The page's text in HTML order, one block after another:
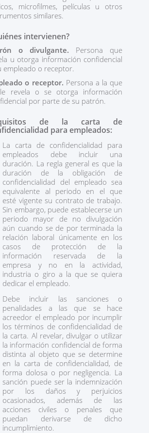
microfilmes, películas u otros
similares.
intervienen?
o divulgante. Persona que
u otorga información confidencial
empleado o receptor.
o receptor. Persona a la que
revela o se otorga información
por parte de su patrón.
de la carta de
para empleados:
La carta de confidencialidad para
empleados debe incluir una
duración. La regla general es que la
duración de la obligación de
confidencialidad del empleado sea
equivalente al periodo en el que
esté vigente su contrato de trabajo.
Sin embargo, puede establecerse un
periodo mayor de no divulgación
aún cuando se de por terminada la
relación laboral únicamente en los
casos de protección de la
información reservada de la
empresa y no en la actividad,
industria o giro a la que se quiera
dedicar el empleado.
Debe incluir las sanciones o
penalidades a las que se hace
acreedor el empleado por incumplir
los términos de confidencialidad de
la carta. Al revelar, divulgar o utilizar
la información confidencial de forma
distinta al objeto que se determine
en la carta de confidencialidad, de
forma dolosa o por negligencia. La
sanción puede ser la indemnización
por los daños y perjuicios
ocasionados, además de las
acciones civiles o penales que
puedan derivarse de dicho
incumplimiento.